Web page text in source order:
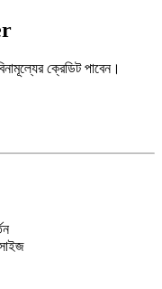
ক্রেডিট পাবেন।